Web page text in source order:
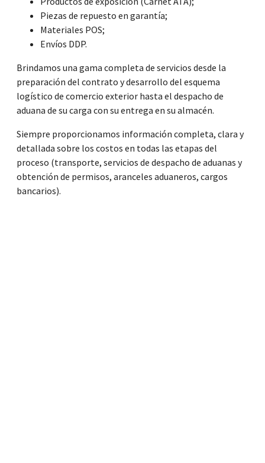
Piezas de repuesto en garantía;
Materiales POS;
Envíos DDP.
Brindamos una gama completa de servicios desde la
preparación del contrato y desarrollo del esquema
logístico de comercio exterior hasta el despacho de
aduana de su carga con su entrega en su almacén.
Siempre proporcionamos información completa, clara y
detallada sobre los costos en todas las etapas del
proceso (transporte, servicios de despacho de aduanas y
obtención de permisos, aranceles aduaneros, cargos
bancarios).